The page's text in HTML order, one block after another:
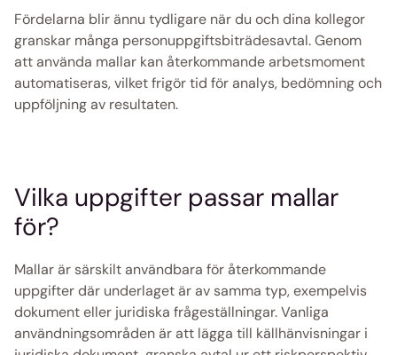
Fördelarna blir ännu tydligare när du och dina kollegor
granskar många personuppgiftsbiträdesavtal. Genom
att använda mallar kan återkommande arbetsmoment
automatiseras, vilket frigör tid för analys, bedömning och
uppföljning av resultaten.
Vilka uppgifter passar mallar
för?
Mallar är särskilt användbara för återkommande
uppgifter där underlaget är av samma typ, exempelvis
dokument eller juridiska frågeställningar. Vanliga
användningsområden är att lägga till källhänvisningar i